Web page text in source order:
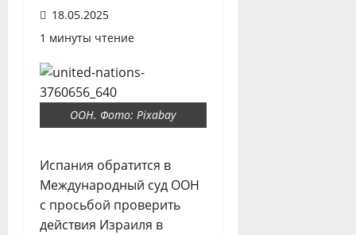
18.05.2025
1 минуты чтение
ООН. Фото: Pixabay
Испания обратится в
Международный суд ООН
с просьбой проверить
действия Израиля в